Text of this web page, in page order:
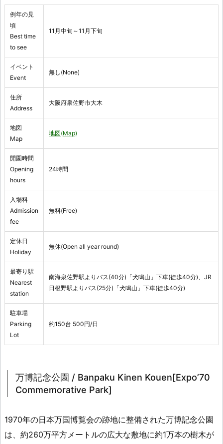
例年の見
頃
Best time
to see
11月中旬～11月下旬
イベント
Event
無し(None)
住所
Address
大阪府泉佐野市大木
地図
Map
地図(Map)
開園時間
Opening
hours
24時間
入場料
Admission
fee
無料(Free)
定休日
Holiday
無休(Open all year round)
最寄り駅
Nearest
station
南海泉佐野駅よりバス(40分)「犬鳴山」下車(徒歩40分)、JR
日根野駅よりバス(25分)「犬鳴山」下車(徒歩40分)
駐車場
Parking
Lot
約150台 500円/日
万博記念公園 / Banpaku Kinen Kouen[Expo’70
Commemorative Park]
1970年の日本万国博覧会の跡地に整備された万博記念公園
は、約260万平方メートルの広大な敷地に約1万本の樹木が